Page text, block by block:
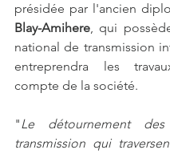
présidée par l'ancien
Blay-Amihere, qui
national de transmission
entreprendra les
compte de la société.
"Le détournement
transmission qui